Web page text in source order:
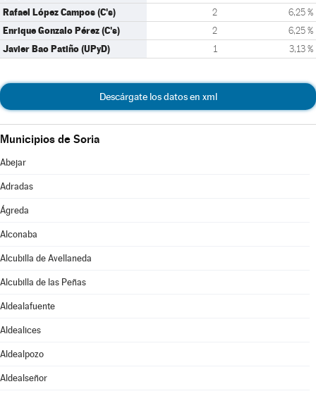
Rafael López Campos (C's) 2 6,25 %
Enrique Gonzalo Pérez (C's) 2 6,25 %
Javier Bao Patiño (UPyD) 1 3,13 %
Descárgate los datos en xml
Municipios de Soria
Abejar
Adradas
Ágreda
Alconaba
Alcubilla de Avellaneda
Alcubilla de las Peñas
Aldealafuente
Aldealices
Aldealpozo
Aldealseñor